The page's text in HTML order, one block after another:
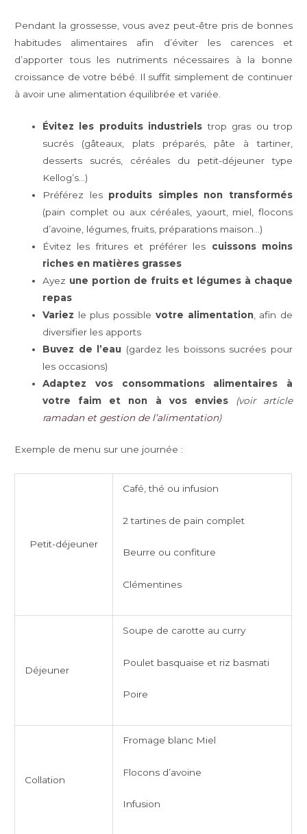
Pendant la grossesse, vous avez peut-être pris de bonnes
habitudes alimentaires afin d’éviter les carences et
d’apporter tous les nutriments nécessaires à la bonne
croissance de votre bébé. Il suffit simplement de continuer
à avoir une alimentation équilibrée et variée.
Évitez les produits industriels trop gras ou trop
sucrés (gâteaux, plats préparés, pâte à tartiner,
desserts sucrés, céréales du petit-déjeuner type
Kellog’s…)
Préférez les produits simples non transformés
(pain complet ou aux céréales, yaourt, miel, flocons
d’avoine, légumes, fruits, préparations maison…)
Évitez les fritures et préférer les cuissons moins
riches en matières grasses
Ayez une portion de fruits et légumes à chaque
repas
Variez le plus possible votre alimentation, afin de
diversifier les apports
Buvez de l’eau (gardez les boissons sucrées pour
les occasions)
Adaptez vos consommations alimentaires à
votre faim et non à vos envies
(voir article
ramadan et gestion de l’alimentation)
Exemple de menu sur une journée :
Petit-déjeuner
Café, thé ou infusion
2 tartines de pain complet
Beurre ou confiture
Clémentines
Déjeuner
Soupe de carotte au curry
Poulet basquaise et riz basmati
Poire
Collation
Fromage blanc Miel
Flocons d’avoine
Infusion